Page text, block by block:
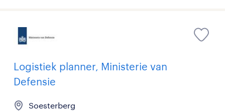
Logistiek planner, Ministerie van
Defensie
Soesterberg